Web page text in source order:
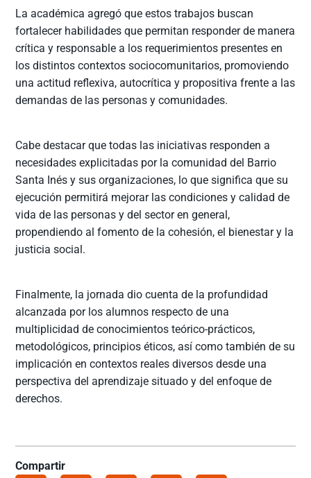
La académica agregó que estos trabajos buscan
fortalecer habilidades que permitan responder de manera
crítica y responsable a los requerimientos presentes en
los distintos contextos sociocomunitarios, promoviendo
una actitud reflexiva, autocrítica y propositiva frente a las
demandas de las personas y comunidades.
Cabe destacar que todas las iniciativas responden a
necesidades explicitadas por la comunidad del Barrio
Santa Inés y sus organizaciones, lo que significa que su
ejecución permitirá mejorar las condiciones y calidad de
vida de las personas y del sector en general,
propendiendo al fomento de la cohesión, el bienestar y la
justicia social.
Finalmente, la jornada dio cuenta de la profundidad
alcanzada por los alumnos respecto de una
multiplicidad de conocimientos teórico-prácticos,
metodológicos, principios éticos, así como también de su
implicación en contextos reales diversos desde una
perspectiva del aprendizaje situado y del enfoque de
derechos.
Compartir